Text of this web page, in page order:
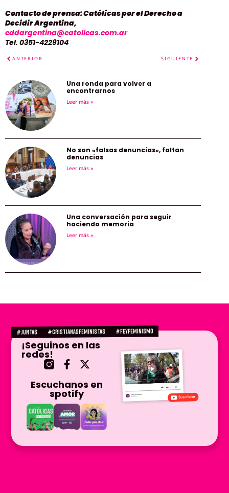
Contacto de prensa: Católicas por el Derecho a
Decidir Argentina,
cddargentina@catolicas.com.ar
Tel. 0351-4229104
ANTERIOR SIGUIENTE
Una ronda para volver a
encontrarnos
Leer más »
No son «falsas denuncias», faltan
denuncias
Leer más »
Una conversación para seguir
haciendo memoria
Leer más »
#juntas #CRISTIANASFEMINISTAS #FEYFEMINISMO
¡Seguinos en las
redes!
Escuchanos en
spotify